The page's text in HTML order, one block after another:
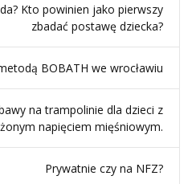
Kto powinien jako pierwszy
zbadać postawę dziecka?
BOBATH we wrocławiu
na trampolinie dla dzieci z
napięciem mięśniowym.
Prywatnie czy na NFZ?